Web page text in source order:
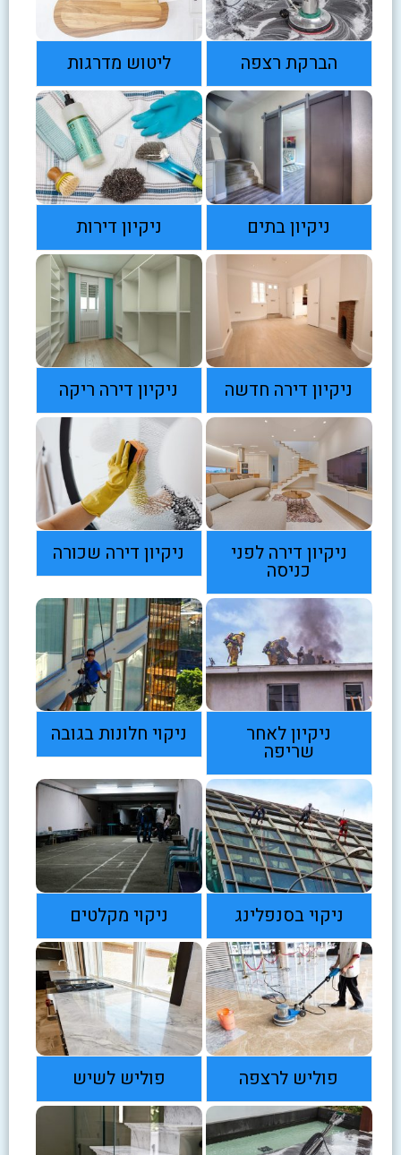
הברקת רצפה ליטוש מדרגות
ניקיון בתים ניקיון דירות
ניקיון דירה חדשה ניקיון דירה ריקה
ניקיון דירה לפני
כניסה
ניקיון דירה שכורה
ניקיון לאחר
שריפה
ניקוי חלונות בגובה
ניקוי בסנפלינג ניקוי מקלטים
פוליש לרצפה פוליש לשיש